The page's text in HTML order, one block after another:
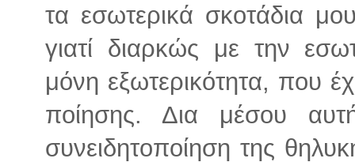
τα εσωτερικά σκοτάδια
γιατί διαρκώς με την
μόνη εξωτερικότητα, που
ποίησης. Δια μέσου
συνειδητοποίηση της